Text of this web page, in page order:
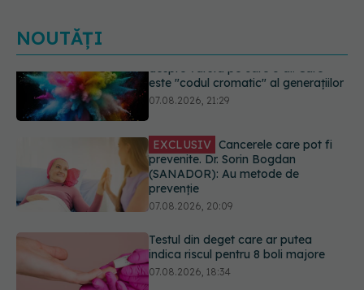
NOUTĂȚI
EXCLUSIV Cancerele care pot fi
prevenite. Dr. Sorin Bogdan
prevenție
07.08.2026, 20:09
Testul din deget care ar putea
indica riscul pentru 8 boli majore
Dieta care poate crește brusc